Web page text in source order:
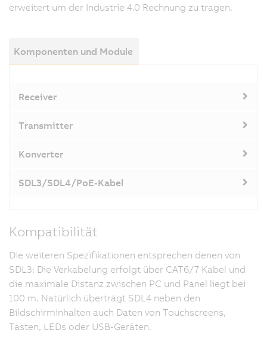
erweitert um der Industrie 4.0 Rechnung zu tragen.
Komponenten und Module
Receiver
Transmitter
Konverter
SDL3/SDL4/PoE-Kabel
Kompatibilität
Die weiteren Spezifikationen entsprechen denen von
SDL3: Die Verkabelung erfolgt über CAT6/7 Kabel und
die maximale Distanz zwischen PC und Panel liegt bei
100 m. Natürlich überträgt SDL4 neben den
Bildschirminhalten auch Daten von Touchscreens,
Tasten, LEDs oder USB-Geräten.